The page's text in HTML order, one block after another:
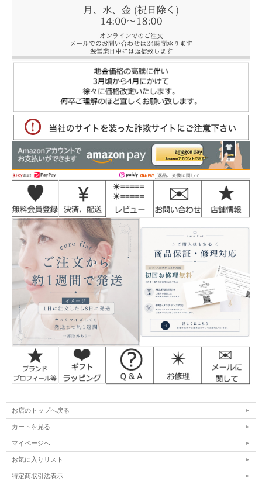
お店のトップへ戻る
カートを見る
マイページへ
お気に入りリスト
特定商取引法表示